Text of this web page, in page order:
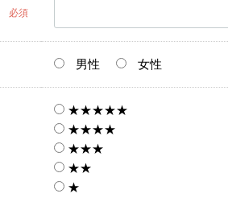
必須
男性 女性
★★★★★
★★★★
★★★
★★
★